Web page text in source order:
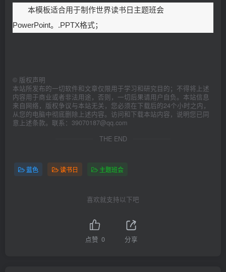
本模板适合用于制作世界读书日主题班会
PowerPoint。.PPTX格式；
© 版权声明
本站所发布的一切软件和文章仅限用于学习和研究目的；不得将上述
内容用于商业或者非法用途，否则，一切后果请用户自负。本站信息
来自网络，版权争议与本站无关，您必须在下载后的24个小时之内，
从您的电脑中彻底删除上述内容。访问和下载本站内容，说明您已同
意上述条款。联系：39070187@qq.com
THE END
蓝色 读书日 主题班会
喜欢就支持以下吧
点赞 0 分享